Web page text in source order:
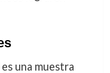
una muestra